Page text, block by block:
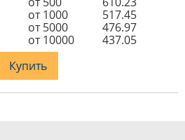
от 1000
517.45
от 5000
476.97
от 10000
437.05
Купить